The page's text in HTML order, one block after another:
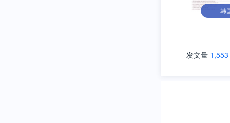
韩
发文量 1,553